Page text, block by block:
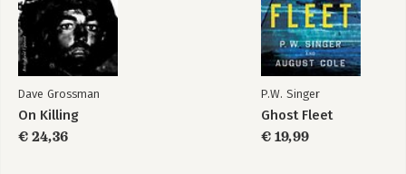
Dave Grossman
On Killing
€ 24,36
P.W. Singer
Ghost Fleet
€ 19,99